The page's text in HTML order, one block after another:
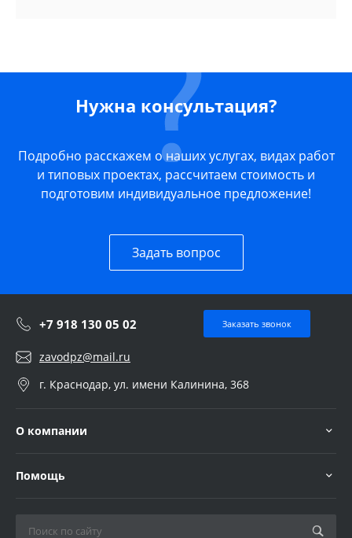
Нужна консультация?
Подробно расскажем о наших услугах, видах работ
и типовых проектах, рассчитаем стоимость и
подготовим индивидуальное предложение!
Задать вопрос
+7 918 130 05 02 Заказать звонок
zavodpz@mail.ru
г. Краснодар, ул. имени Калинина, 368
О компании
Помощь